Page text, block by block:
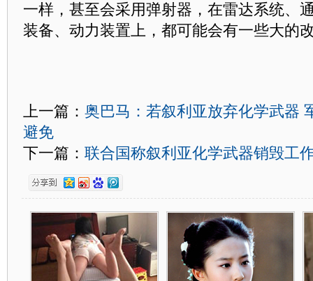
一样，甚至会采用弹射器，在雷达系统、
装备、动力装置上，都可能会有一些大的
上一篇： 奥巴马：若叙利亚放弃化学武器
避免
下一篇： 联合国称叙利亚化学武器销毁工